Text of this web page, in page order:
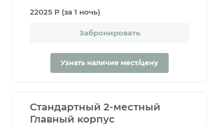
22025 Р (за 1 ночь)
Забронировать
Узнать наличие мест/цену
Стандартный 2-местный
Главный корпус